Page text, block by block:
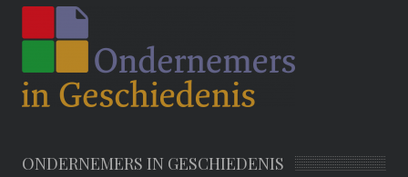
ONDERNEMERS IN GESCHIEDENIS